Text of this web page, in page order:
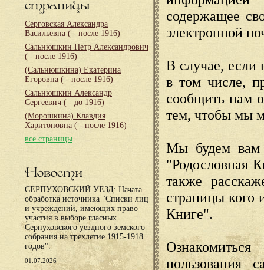
страницы
Серговская Александра
Васильевна ( - после 1916)
Сальнюшкин Петр Александрович
( - после 1916)
(Сальнюшкина) Екатерина
Егоровна ( - после 1916)
Сальнюшкин Александр
Сергеевич ( - до 1916)
(Морошкина) Клавдия
Харитоновна ( - после 1916)
все страницы
Новости
СЕРПУХОВСКИЙ УЕЗД: Начата
обработка источника "Списки лиц
и учреждений, имеющих право
участия в выборе гласных
Серпуховского уездного земского
собрания на трехлетие 1915-1918
годов".
01.07.2026
содержащее
электронной
В случае, если
в том числе,
сообщить нам
тем, чтобы мы
Мы будем вам
"Родословная
также
страницы кого
Книге".
пользования